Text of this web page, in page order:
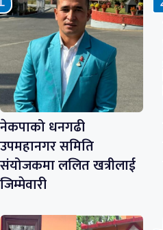
नेकपाको धनगढी
उपमहानगर समिति
संयोजकमा ललित खत्रीलाई
जिम्मेवारी